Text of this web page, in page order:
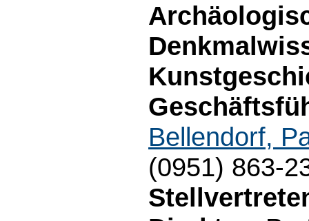
Bellendorf,
(0951) 863-